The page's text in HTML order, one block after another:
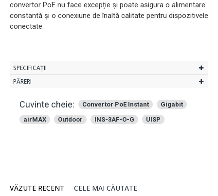
convertor PoE nu face excepție și poate asigura o alimentare
constantă și o conexiune de înaltă calitate pentru dispozitivele
conectate.
SPECIFICAȚII
PĂRERI
Cuvinte cheie: Convertor PoE Instant Gigabit
airMAX Outdoor INS-3AF-O-G UISP
VĂZUTE RECENT CELE MAI CĂUTATE